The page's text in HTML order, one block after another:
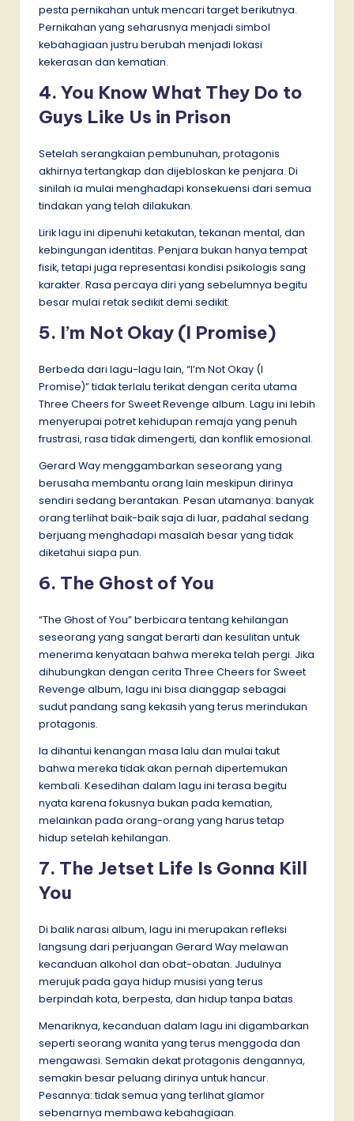
pesta pernikahan untuk mencari target berikutnya.
Pernikahan yang seharusnya menjadi simbol
kebahagiaan justru berubah menjadi lokasi
kekerasan dan kematian.
4. You Know What They Do to
Guys Like Us in Prison
Setelah serangkaian pembunuhan, protagonis
akhirnya tertangkap dan dijebloskan ke penjara. Di
sinilah ia mulai menghadapi konsekuensi dari semua
tindakan yang telah dilakukan.
Lirik lagu ini dipenuhi ketakutan, tekanan mental, dan
kebingungan identitas. Penjara bukan hanya tempat
fisik, tetapi juga representasi kondisi psikologis sang
karakter. Rasa percaya diri yang sebelumnya begitu
besar mulai retak sedikit demi sedikit.
5. I’m Not Okay (I Promise)
Berbeda dari lagu-lagu lain, “I’m Not Okay (I
Promise)” tidak terlalu terikat dengan cerita utama
Three Cheers for Sweet Revenge album. Lagu ini lebih
menyerupai potret kehidupan remaja yang penuh
frustrasi, rasa tidak dimengerti, dan konflik emosional.
Gerard Way menggambarkan seseorang yang
berusaha membantu orang lain meskipun dirinya
sendiri sedang berantakan. Pesan utamanya: banyak
orang terlihat baik-baik saja di luar, padahal sedang
berjuang menghadapi masalah besar yang tidak
diketahui siapa pun.
6. The Ghost of You
“The Ghost of You” berbicara tentang kehilangan
seseorang yang sangat berarti dan kesulitan untuk
menerima kenyataan bahwa mereka telah pergi. Jika
dihubungkan dengan cerita Three Cheers for Sweet
Revenge album, lagu ini bisa dianggap sebagai
sudut pandang sang kekasih yang terus merindukan
protagonis.
Ia dihantui kenangan masa lalu dan mulai takut
bahwa mereka tidak akan pernah dipertemukan
kembali. Kesedihan dalam lagu ini terasa begitu
nyata karena fokusnya bukan pada kematian,
melainkan pada orang-orang yang harus tetap
hidup setelah kehilangan.
7. The Jetset Life Is Gonna Kill
You
Di balik narasi album, lagu ini merupakan refleksi
langsung dari perjuangan Gerard Way melawan
kecanduan alkohol dan obat-obatan. Judulnya
merujuk pada gaya hidup musisi yang terus
berpindah kota, berpesta, dan hidup tanpa batas.
Menariknya, kecanduan dalam lagu ini digambarkan
seperti seorang wanita yang terus menggoda dan
mengawasi. Semakin dekat protagonis dengannya,
semakin besar peluang dirinya untuk hancur.
Pesannya: tidak semua yang terlihat glamor
sebenarnya membawa kebahagiaan.